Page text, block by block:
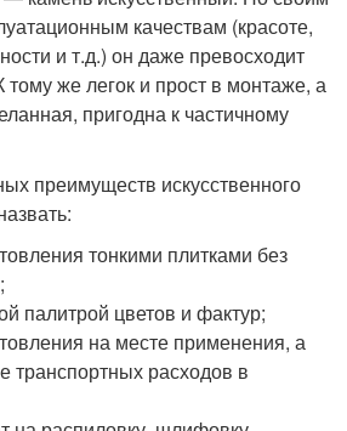
качествам (красоте,
и т.д.) он даже превосходит
же легок и прост в монтаже, а
пригодна к частичному
преимуществ искусственного
тонкими плитками без
палитрой цветов и фактур;
на месте применения, а
транспортных расходов в